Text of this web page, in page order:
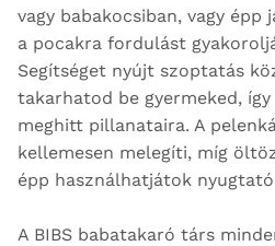
vagy babakocsiban, vagy épp
a pocakra fordulást
Segítséget nyújt szoptatás
takarhatod be gyermeked,
meghitt pillanataira. A
kellemesen melegíti, míg
épp használhatjátok
A BIBS babatakaró társ